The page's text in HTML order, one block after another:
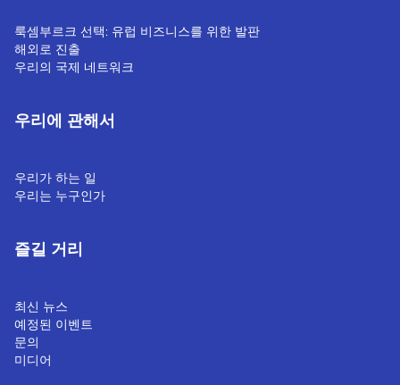
룩셈부르크 선택: 유럽 비즈니스를 위한 발판
해외로 진출
우리의 국제 네트워크
우리에 관해서
우리가 하는 일
우리는 누구인가
즐길 거리
최신 뉴스
예정된 이벤트
문의
미디어